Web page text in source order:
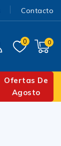
Contacto
0 0
Ofertas De
Agosto